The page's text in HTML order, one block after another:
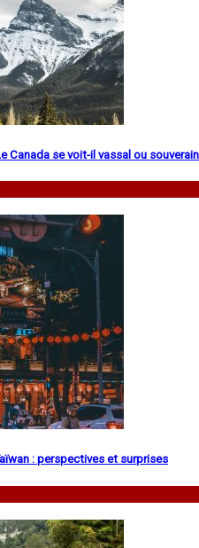
Canada se voit-il vassal ou
: perspectives et surprises